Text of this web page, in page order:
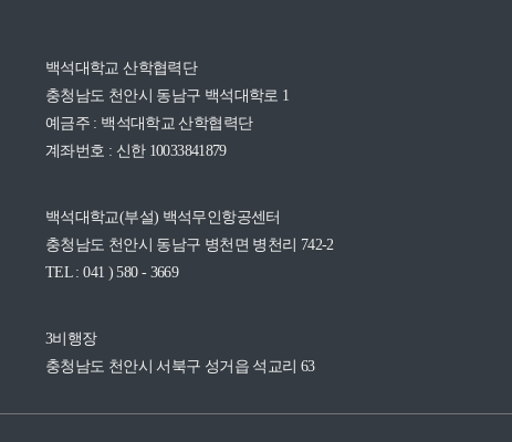
백석대학교 산학협력단
충청남도 천안시 동남구 백석대학로 1
예금주 : 백석대학교 산학협력단
계좌번호 : 신한 10033841879
백석대학교(부설) 백석무인항공센터
충청남도 천안시 동남구 병천면 병천리 742-2
TEL : 041 ) 580 - 3669
3비행장
충청남도 천안시 서북구 성거읍 석교리 63